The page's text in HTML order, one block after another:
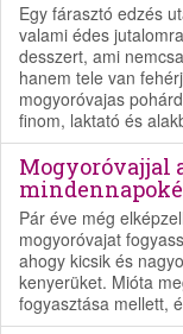
Egy fárasztó edzés
valami édes
desszert, ami
hanem tele van
mogyoróvajas
finom, laktató és
Mogyoróvajjal
Pár éve még
mogyoróvajat
ahogy kicsik és
kenyerüket. Mióta
fogyasztása mellett,